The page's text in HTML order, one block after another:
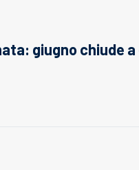
giugno chiude a